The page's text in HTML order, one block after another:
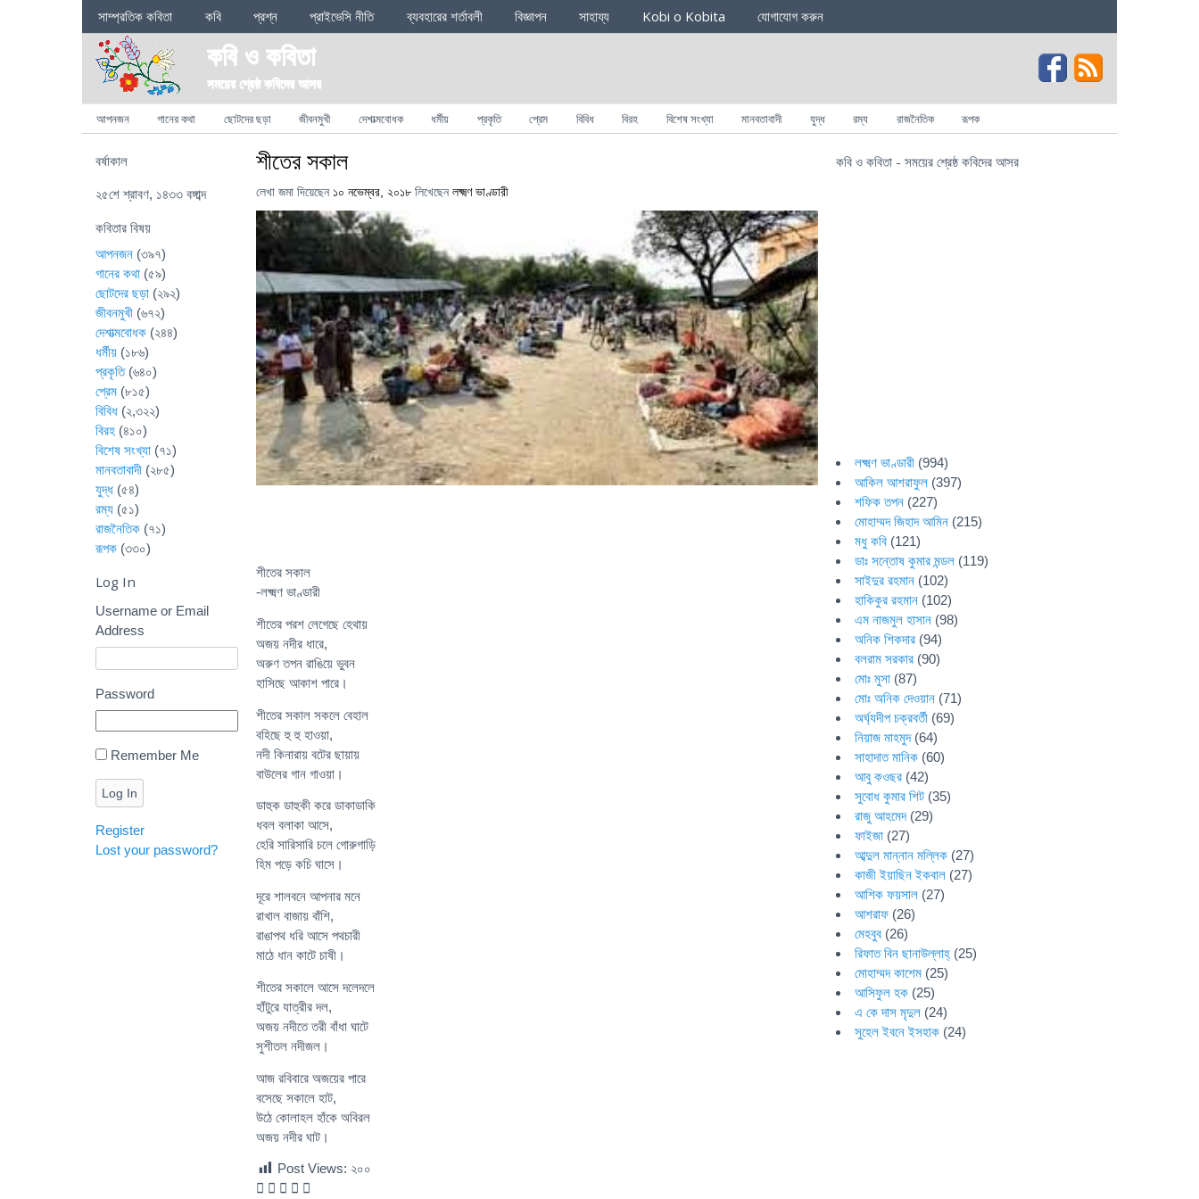
Sections
সাম্প্রতিক কবিতা কবি প্রশ্ন প্রাইভেসি নীতি ব্যবহারের শর্তাবলী বিজ্ঞাপন সাহায্য Kobi o Kobita যোগাযোগ করুন
কবি ও কবিতা
সময়ের শ্রেষ্ঠ কবিদের আসর
Categories
আপনজন গানের কথা ছোটদের ছড়া জীবনমুখী দেশাত্মবোধক ধর্মীয় প্রকৃতি প্রেম বিবিধ বিরহ বিশেষ সংখ্যা মানবতাবাদী যুদ্ধ রম্য রাজনৈতিক রূপক
শীতের সকাল
লেখা জমা দিয়েছেন ১০ নভেম্বর, ২০১৮লিখেছেন লক্ষ্মণ ভাণ্ডারী
শীতের সকাল
-লক্ষ্মণ ভাণ্ডারী
শীতের পরশ লেগেছে হেথায়
অজয় নদীর ধারে,
অরুণ তপন রাঙিয়ে ভুবন
হাসিছে আকাশ পারে।
শীতের সকাল সকলে বেহাল
বহিছে হু হু হাওয়া,
নদী কিনারায় বটের ছায়ায়
বাউলের গান গাওয়া।
ডাহুক ডাহুকী করে ডাকাডাকি
ধবল বলাকা আসে,
হেরি সারিসারি চলে গোরুগাড়ি
হিম পড়ে কচি ঘাসে।
দূরে শালবনে আপনার মনে
রাখাল বাজায় বাঁশি,
রাঙাপথ ধরি আসে পথচারী
মাঠে ধান কাটে চাষী।
শীতের সকালে আসে দলেদলে
হাঁটুরে যাত্রীর দল,
অজয় নদীতে তরী বাঁধা ঘাটে
সুশীতল নদীজল।
আজ রবিবারে অজয়ের পারে
বসেছে সকালে হাট,
উঠে কোলাহল হাঁকে অবিরল
অজয় নদীর ঘাট।
Post Views: ২০০
বর্ষাকাল
২৫শে শ্রাবণ, ১৪৩৩ বঙ্গাব্দ
কবিতার বিষয়
আপনজন (৩৯৭)
গানের কথা (৫৯)
ছোটদের ছড়া (২৯২)
জীবনমুখী (৬৭২)
দেশাত্মবোধক (২৪৪)
ধর্মীয় (১৮৬)
প্রকৃতি(৬৪০)
প্রেম (৮১৫)
বিবিধ (২,৩২২)
বিরহ (৪১০)
বিশেষ সংখ্যা (৭১)
মানবতাবাদী (২৮৫)
যুদ্ধ (৫৪)
রম্য (৫১)
রাজনৈতিক (৭১)
রূপক (৩৩০)
Log In
Username or Email
Address
Password
Remember Me
Log In
Register
Lost your password?
কবি ও কবিতা - সময়ের শ্রেষ্ঠ কবিদের আসর
লক্ষ্মণ ভাণ্ডারী (994)
আকিল আশরাফুল (397)
শফিক তপন (227)
মোহাম্মদ জিহাদ আমিন (215)
মধু কবি (121)
ডাঃ সন্তোষ কুমার মন্ডল (119)
সাইদুর রহমান (102)
হাকিকুর রহমান (102)
এম নাজমুল হাসান (98)
অনিক শিকদার (94)
বলরাম সরকার (90)
মোঃ মুসা (87)
মোঃ অনিক দেওয়ান (71)
অর্ঘ্যদীপ চক্রবর্তী (69)
নিয়াজ মাহমুদ(64)
সাহাদাত মানিক (60)
আবু কওছর (42)
সুবোধ কুমার শিট (35)
রাজু আহমেদ(29)
ফাইজা (27)
আব্দুল মান্নান মল্লিক (27)
কাজী ইয়াছিন ইকবাল (27)
আশিক ফয়সাল (27)
আশরাফ (26)
মেহবুব (26)
রিফাত বিন ছানাউল্লাহ্ (25)
মোহাম্মদ কাশেম (25)
আসিফুল হক (25)
এ কে দাস মৃদুল (24)
সুহেল ইবনে ইসহাক (24)